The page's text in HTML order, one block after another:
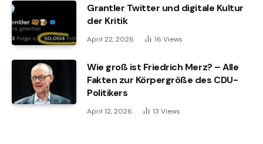
Grantler Twitter und digitale Kultur
der Kritik
April 22, 2026 16 Views
Wie groß ist Friedrich Merz? – Alle
Fakten zur Körpergröße des CDU-
Politikers
April 12, 2026 13 Views